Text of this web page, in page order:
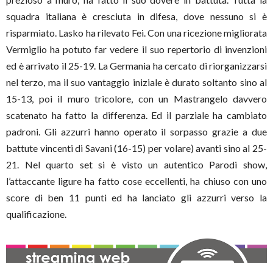
squadra italiana è cresciuta in difesa, dove nessuno si è
risparmiato. Lasko ha rilevato Fei. Con una ricezione migliorata
Vermiglio ha potuto far vedere il suo repertorio di invenzioni
ed è arrivato il 25-19. La Germania ha cercato di riorganizzarsi
nel terzo, ma il suo vantaggio iniziale è durato soltanto sino al
15-13, poi il muro tricolore, con un Mastrangelo davvero
scatenato ha fatto la differenza. Ed il parziale ha cambiato
padroni. Gli azzurri hanno operato il sorpasso grazie a due
battute vincenti di Savani (16-15) per volare) avanti sino al 25-
21. Nel quarto set si è visto un autentico Parodi show,
l’attaccante ligure ha fatto cose eccellenti, ha chiuso con uno
score di ben 11 punti ed ha lanciato gli azzurri verso la
qualificazione.